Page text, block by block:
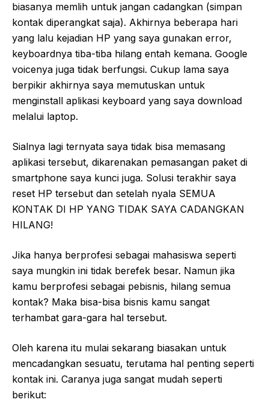
biasanya memlih untuk jangan cadangkan (simpan
kontak diperangkat saja). Akhirnya beberapa hari
yang lalu kejadian HP yang saya gunakan error,
keyboardnya tiba-tiba hilang entah kemana. Google
voicenya juga tidak berfungsi. Cukup lama saya
berpikir akhirnya saya memutuskan untuk
menginstall aplikasi keyboard yang saya download
melalui laptop.
Sialnya lagi ternyata saya tidak bisa memasang
aplikasi tersebut, dikarenakan pemasangan paket di
smartphone saya kunci juga. Solusi terakhir saya
reset HP tersebut dan setelah nyala SEMUA
KONTAK DI HP YANG TIDAK SAYA CADANGKAN
HILANG!
Jika hanya berprofesi sebagai mahasiswa seperti
saya mungkin ini tidak berefek besar. Namun jika
kamu berprofesi sebagai pebisnis, hilang semua
kontak? Maka bisa-bisa bisnis kamu sangat
terhambat gara-gara hal tersebut.
Oleh karena itu mulai sekarang biasakan untuk
mencadangkan sesuatu, terutama hal penting seperti
kontak ini. Caranya juga sangat mudah seperti
berikut: